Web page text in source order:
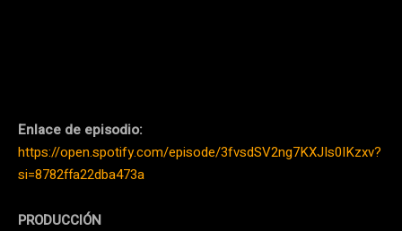
Enlace de episodio:
https://open.spotify.com/episode/3fvsdSV2ng7KXJIs0IKzxv?
si=8782ffa22dba473a
PRODUCCIÓN